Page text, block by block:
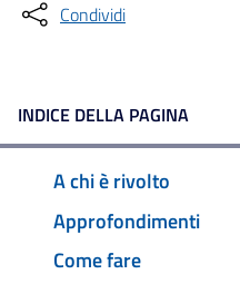
Condividi
INDICE DELLA PAGINA
A chi è rivolto
Approfondimenti
Come fare